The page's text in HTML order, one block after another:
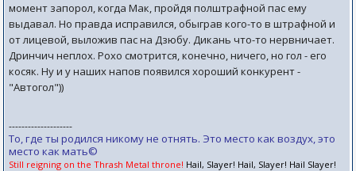
момент запорол, когда Мак, пройдя полштрафной пас ему
выдавал. Но правда исправился, обыграв кого-то в штрафной и
от лицевой, выложив пас на Дзюбу. Дикань что-то нервничает.
Дринчич неплох. Рохо смотрится, конечно, ничего, но гол - его
косяк. Ну и у наших напов появился хороший конкурент -
"Автогол"))
--------------------
То, где ты родился никому не отнять. Это место как воздух, это
место как мать©
Still reigning on the Thrash Metal throne! Hail, Slayer! Hail, Slayer! Hail Slayer!